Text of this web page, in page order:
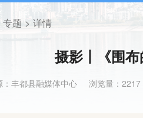
专题 > 详情
摄影丨《围
：丰都县融媒体中心 浏览量：2217